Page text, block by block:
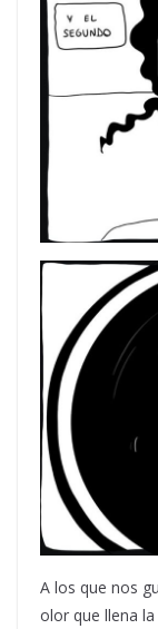
A los que nos
olor que llena